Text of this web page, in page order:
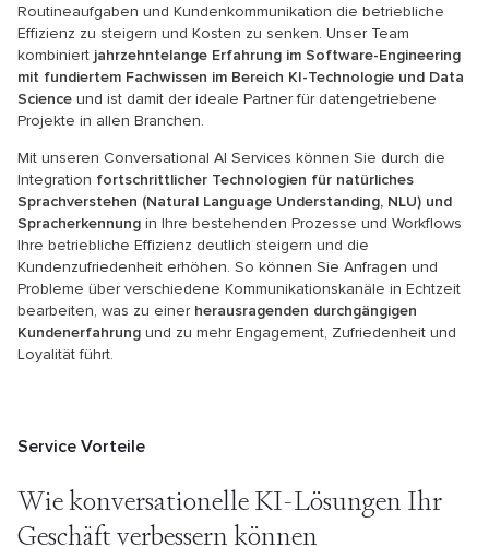
Routineaufgaben und Kundenkommunikation die betriebliche
Effizienz zu steigern und Kosten zu senken. Unser Team
kombiniert jahrzehntelange Erfahrung im Software-Engineering
mit fundiertem Fachwissen im Bereich KI-Technologie und Data
Science und ist damit der ideale Partner für datengetriebene
Projekte in allen Branchen.
Mit unseren Conversational AI Services können Sie durch die
Integration fortschrittlicher Technologien für natürliches
Sprachverstehen (Natural Language Understanding, NLU) und
Spracherkennung in Ihre bestehenden Prozesse und Workflows
Ihre betriebliche Effizienz deutlich steigern und die
Kundenzufriedenheit erhöhen. So können Sie Anfragen und
Probleme über verschiedene Kommunikationskanäle in Echtzeit
bearbeiten, was zu einerherausragenden durchgängigen
Kundenerfahrung und zu mehr Engagement, Zufriedenheit und
Loyalität führt.
Service Vorteile
Wie konversationelle KI-Lösungen Ihr
Geschäft verbessern können